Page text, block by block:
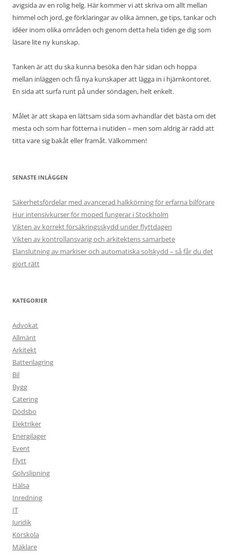
avigsida av en rolig helg. Här kommer vi att skriva om allt mellan
himmel och jord, ge förklaringar av olika ämnen, ge tips, tankar och
idéer inom olika områden och genom detta hela tiden ge dig som
läsare lite ny kunskap.
Tanken är att du ska kunna besöka den här sidan och hoppa
mellan inläggen och få nya kunskaper att lägga in i hjärnkontoret.
En sida att surfa runt på under söndagen, helt enkelt.
Målet är att skapa en lättsam sida som avhandlar det bästa om det
mesta och som har fötterna i nutiden – men som aldrig är rädd att
titta vare sig bakåt eller framåt. Välkommen!
SENASTE INLÄGGEN
Säkerhetsfördelar med avancerad halkkörning för erfarna bilförare
Hur intensivkurser för moped fungerar i Stockholm
Vikten av korrekt försäkringsskydd under flyttdagen
Vikten av kontrollansvarig och arkitektens samarbete
Elanslutning av markiser och automatiska solskydd – så får du det
gjort rätt
KATEGORIER
Advokat
Allmänt
Arkitekt
Batterilagring
Bil
Bygg
Catering
Dödsbo
Elektriker
Energilager
Event
Flytt
Golvslipning
Hälsa
Inredning
IT
Juridik
Körskola
Mäklare